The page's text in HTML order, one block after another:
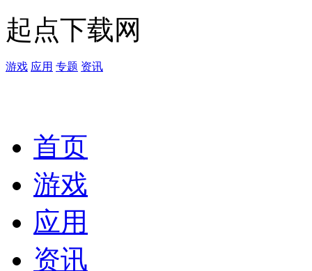
起点下载网
游戏 应用 专题 资讯
首页
游戏
应用
资讯